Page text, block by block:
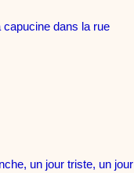
dans la rue
un jour triste, un jour